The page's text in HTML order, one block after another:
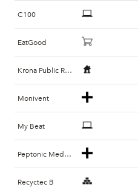
C100
EatGood
Krona Public Real Estate
Monivent
My Beat
Peptonic Medical
Recyctec B